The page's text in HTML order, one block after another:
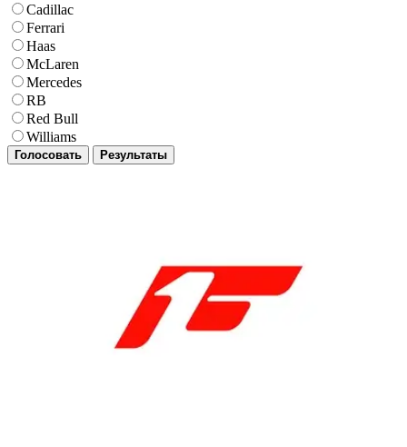
Cadillac
Ferrari
Haas
McLaren
Mercedes
RB
Red Bull
Williams
Голосовать Результаты